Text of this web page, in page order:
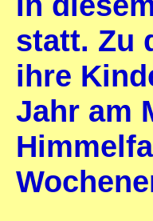
statt. Zu
ihre
Jahr am